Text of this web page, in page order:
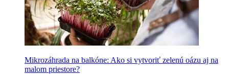
Mikrozáhrada na balkóne: Ako si vytvoriť zelenú oázu aj na
malom priestore?